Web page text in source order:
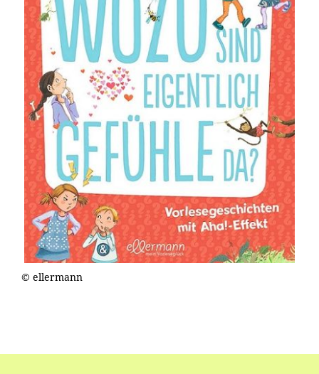
© ellermann